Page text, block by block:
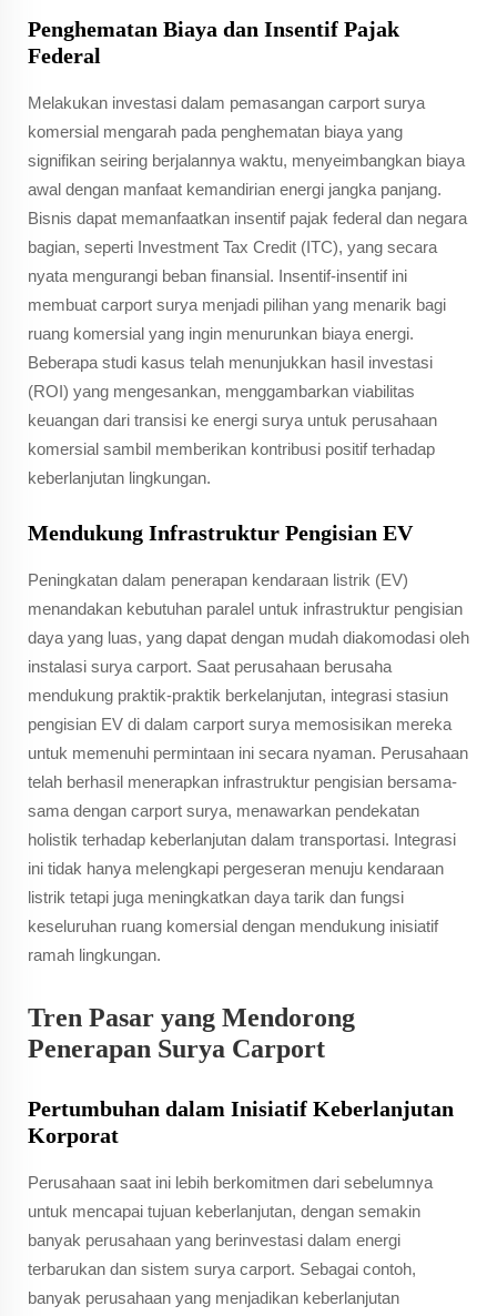
Penghematan Biaya dan Insentif Pajak
Federal
Melakukan investasi dalam pemasangan carport surya
komersial mengarah pada penghematan biaya yang
signifikan seiring berjalannya waktu, menyeimbangkan biaya
awal dengan manfaat kemandirian energi jangka panjang.
Bisnis dapat memanfaatkan insentif pajak federal dan negara
bagian, seperti Investment Tax Credit (ITC), yang secara
nyata mengurangi beban finansial. Insentif-insentif ini
membuat carport surya menjadi pilihan yang menarik bagi
ruang komersial yang ingin menurunkan biaya energi.
Beberapa studi kasus telah menunjukkan hasil investasi
(ROI) yang mengesankan, menggambarkan viabilitas
keuangan dari transisi ke energi surya untuk perusahaan
komersial sambil memberikan kontribusi positif terhadap
keberlanjutan lingkungan.
Mendukung Infrastruktur Pengisian EV
Peningkatan dalam penerapan kendaraan listrik (EV)
menandakan kebutuhan paralel untuk infrastruktur pengisian
daya yang luas, yang dapat dengan mudah diakomodasi oleh
instalasi surya carport. Saat perusahaan berusaha
mendukung praktik-praktik berkelanjutan, integrasi stasiun
pengisian EV di dalam carport surya memosisikan mereka
untuk memenuhi permintaan ini secara nyaman. Perusahaan
telah berhasil menerapkan infrastruktur pengisian bersama-
sama dengan carport surya, menawarkan pendekatan
holistik terhadap keberlanjutan dalam transportasi. Integrasi
ini tidak hanya melengkapi pergeseran menuju kendaraan
listrik tetapi juga meningkatkan daya tarik dan fungsi
keseluruhan ruang komersial dengan mendukung inisiatif
ramah lingkungan.
Tren Pasar yang Mendorong
Penerapan Surya Carport
Pertumbuhan dalam Inisiatif Keberlanjutan
Korporat
Perusahaan saat ini lebih berkomitmen dari sebelumnya
untuk mencapai tujuan keberlanjutan, dengan semakin
banyak perusahaan yang berinvestasi dalam energi
terbarukan dan sistem surya carport. Sebagai contoh,
banyak perusahaan yang menjadikan keberlanjutan